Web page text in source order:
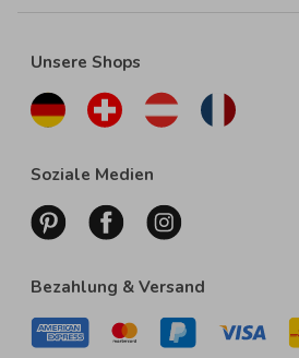
Unsere Shops
Soziale Medien
Bezahlung & Versand